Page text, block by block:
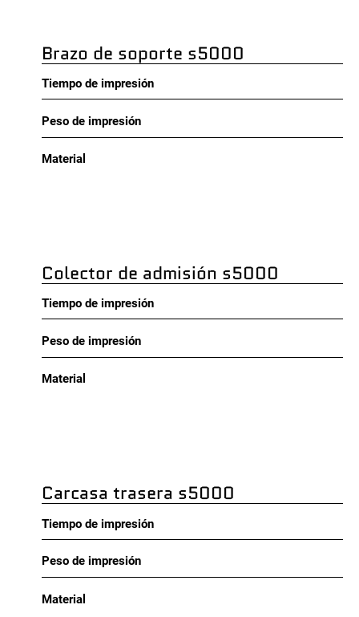
Brazo de soporte s5000
Tiempo de impresión
Peso de impresión
Material
Colector de admisión s5000
Tiempo de impresión
Peso de impresión
Material
Carcasa trasera s5000
Tiempo de impresión
Peso de impresión
Material